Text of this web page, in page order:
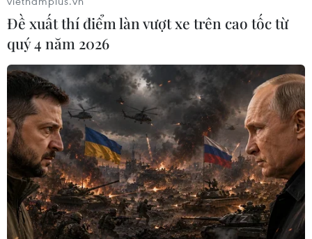
Triển vọng nào cho thị trường chứng
khoán của Trung Quốc?
02/08/2021 08:08
Diễn biến của thị trường sẽ tùy thuộc vào mức độ kiểm
Đề xuất thí điểm làn vượt xe trên cao tốc từ
quý 4 năm 2026